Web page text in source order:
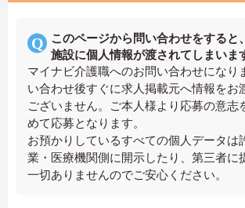
このページから問い合わせをすると
施設に個人情報が渡されてしまいま
マイナビ介護職へのお問い合わせになり
い合わせ後すぐに求人掲載元へ情報をお
ございません。ご本人様より応募の意志
めて応募となります。
お預かりしているすべての個人データは
業・医療機関側に開示したり、第三者に
一切ありませんのでご安心ください。